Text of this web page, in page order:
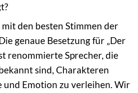
den besten Stimmen der
genaue Besetzung für „Der
renommierte Sprecher, die
sind, Charakteren
und Emotion zu verleihen. Wir